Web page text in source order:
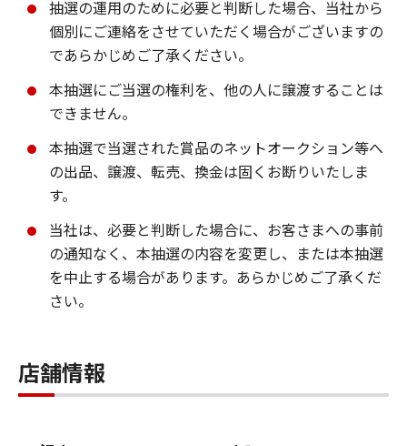
抽選の運用のために必要と判断した場合、当社から
個別にご連絡をさせていただく場合がございますの
であらかじめご了承ください。
本抽選にご当選の権利を、他の人に譲渡することは
できません。
本抽選で当選された賞品のネットオークション等へ
の出品、譲渡、転売、換金は固くお断りいたしま
す。
当社は、必要と判断した場合に、お客さまへの事前
の通知なく、本抽選の内容を変更し、または本抽選
を中止する場合があります。あらかじめご了承くだ
さい。
店舗情報